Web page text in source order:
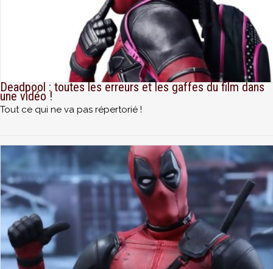
Deadpool : toutes les erreurs et les gaffes du film dans
une vidéo !
Tout ce qui ne va pas répertorié !